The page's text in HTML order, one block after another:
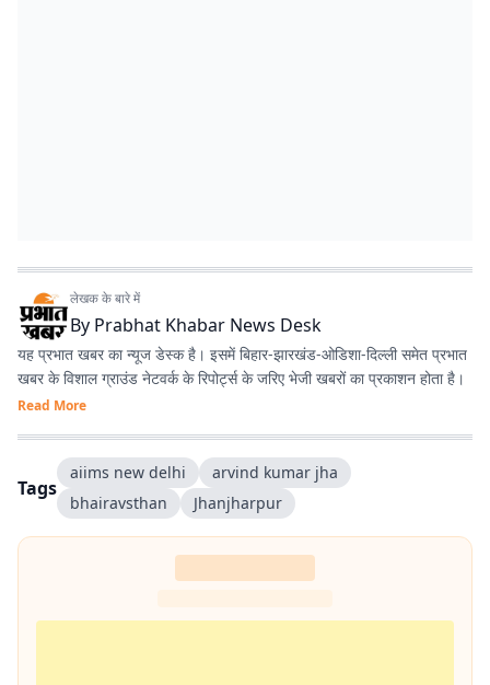
लेखक के बारे में
By Prabhat Khabar News Desk
यह प्रभात खबर का न्यूज डेस्क है। इसमें बिहार-झारखंड-ओडिशा-दिल्‍ली समेत प्रभात
खबर के विशाल ग्राउंड नेटवर्क के रिपोर्ट्स के जरिए भेजी खबरों का प्रकाशन होता है।
Read More
Tags
aiims new delhi
arvind kumar jha
bhairavsthan
Jhanjharpur